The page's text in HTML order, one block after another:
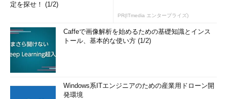
定を探せ！ (1/2)
PR(ITmedia エンタープライズ)
Caffeで画像解析を始めるための基礎知識とインス
トール、基本的な使い方 (1/2)
Windows系ITエンジニアのための産業用ドローン開
発環境